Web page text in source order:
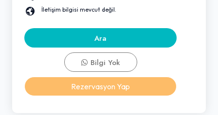
İletişim bilgisi mevcut değil.
Ara
Bilgi Yok
Rezervasyon Yap